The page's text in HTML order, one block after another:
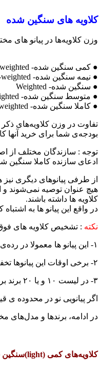
کلاویه های سنگین شده
وزن کلاویه‌ها در پیانو های
● کمی سنگین شده- Light-weighted
● نیمه سنگین شده- Semi-weighted
● سنگین شده- Weighted
● متوسط سنگین شده- Medium-weighted
● کاملا سنگین شده- Fully-weighted
تفاوت در وزن کلاویه‌های
بودجه‌ی شما برای خرید آنها
توجه :‌ سازندگان مختلف از
ادعای سازنده کاملا
از طرفی پیانوهای دیگری
هیچ عنوان توصیه نمی‌شوند و
کلاویه ها داشته باشند.
در واقع این پیانو ها به
نکته :‌ تشخیص کلاویه های
۱- این پیانو ها معمولا در رده‌ی قیمتی ۲۹۹ تا ۴۰۰ پوند قرار دارند. البته برخی اوقات دیده ام که ‌با قیمت های بالاتری نیز به فروش می‌رسند.
۲- برخی اوقات این پیانوها تخفیف بسیاری خورده‌اند به طوری که به راحتی می توان نسبت به قیمت کاذب آنها شک کرد.
۳- در لیست ۱۰ و یا ۲۰ برند برتر که در ادامه ‌ی این کتاب خواهید دید قرار نگرفته‌اند.
اگر پیانویی نو در محدوده ی قیمت ۲۹۹ تا ۴۰۰ پوند قرار داشت ولی برند آن در لیست ۱۰ برند برتر پایین تر از ۵۰۰ پوند نبود بهتر است در
در ادامه، برندها و مدل‌های مختلف از نظر وزن
کلاویه‌های کمی (light)سنگین شده